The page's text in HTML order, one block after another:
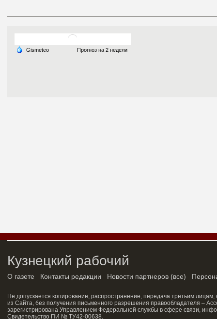
Кузнецкий рабочий
О газете Контакты редакции Новости партнеров (все)
Не допускается копирование, распространение, передача третьим
из Сайта, без получения письменного разрешения правообладателя –
зарегистрирована Управлением Федеральной службы в сфере связи,
Свидетельство ПИ № ТУ42-00638.